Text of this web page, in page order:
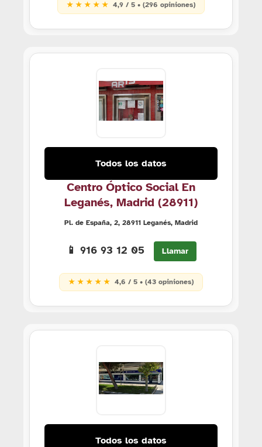
★ ★ ★ ★ ★ 4,9 / 5 • (296 opiniones)
Todos los datos
Centro Óptico Social En
Leganés, Madrid (28911)
Pl. de España, 2, 28911 Leganés, Madrid
📱 916 93 12 05 Llamar
★ ★ ★ ★ ★ 4,6 / 5 • (43 opiniones)
Todos los datos